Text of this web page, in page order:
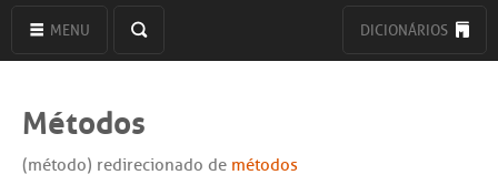
MENU DICIONÁRIOS
Métodos
(método) redirecionado de métodos